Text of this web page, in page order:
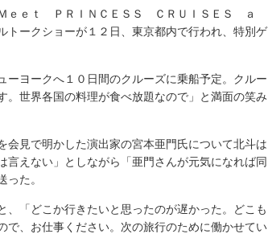
ｅｅｔ ＰＲＩＮＣＥＳＳ ＣＲＵＩＳＥＳ ａ
ークショーが１２日、東京都内で行われ、特別ゲ
ヨークへ１０日間のクルーズに乗船予定。クルー
。世界各国の料理が食べ放題なので」と満面の笑み
見で明かした演出家の宮本亜門氏について北斗は
言えない」としながら「亜門さんが元気になれば同
った。
「どこか行きたいと思ったのが遅かった。どこも
で、お仕事ください。次の旅行のために働かせてい